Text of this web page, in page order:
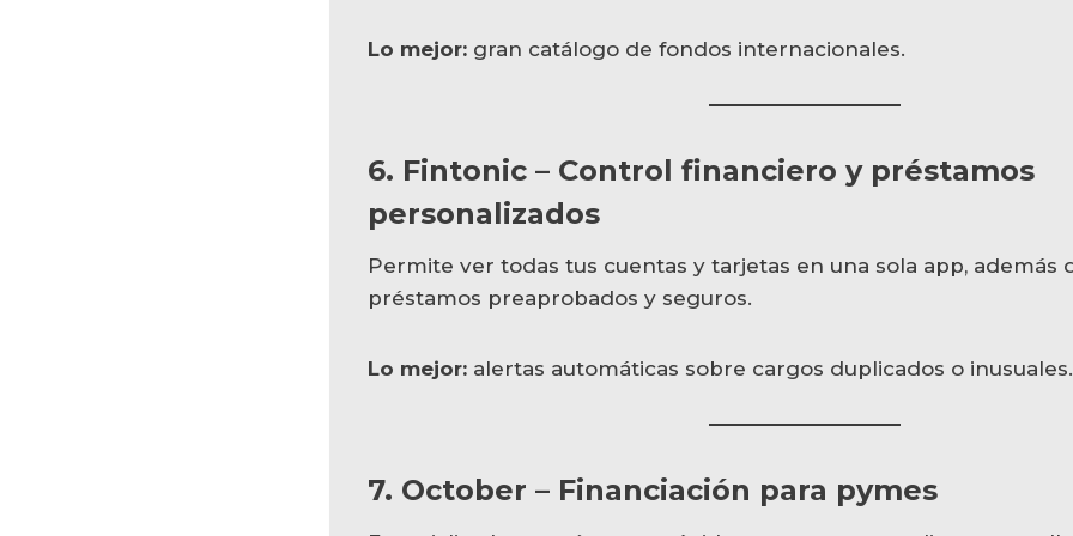
Lo mejor: gran catálogo de fondos internacionales.
6. Fintonic – Control financiero y préstamos
personalizados
Permite ver todas tus cuentas y tarjetas en una sola app, además
préstamos preaprobados y seguros.
Lo mejor: alertas automáticas sobre cargos duplicados o inusuales.
7. October – Financiación para pymes